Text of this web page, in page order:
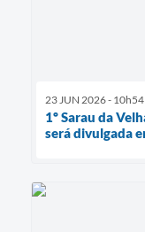
23 JUN 2026 - 10h54
1º Sarau da
será divulgada